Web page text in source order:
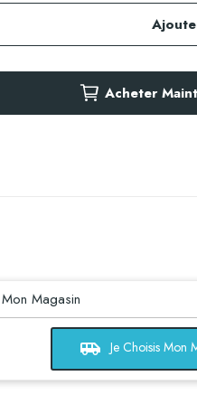
Acheter
Magasin
airport_shuttle Je Choisis Mon